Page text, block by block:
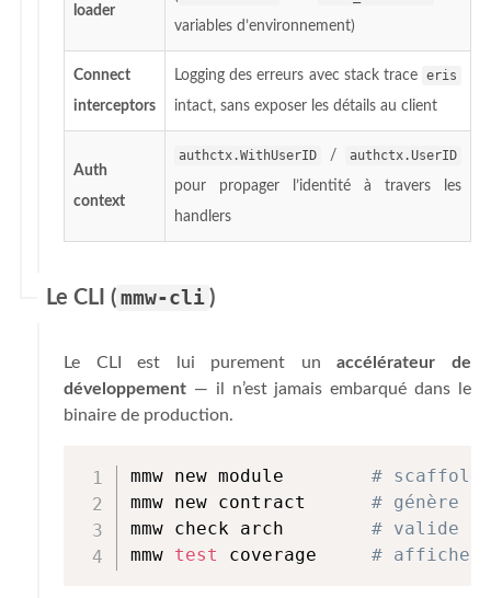
loader
variables d’environnement)
Connect
interceptors
Logging des erreurs avec stack trace eris
intact, sans exposer les détails au client
Auth
context
authctx.WithUserID /
authctx.UserID
pour propager l’identité à travers les
handlers
Le CLI ( mmw-cli )
Le CLI est lui purement unaccélérateur de
développement — il n’est jamais embarqué dans le
binaire de production.
mmw new module # scaffold
mmw new contract # génère
mmw check arch # valide
mmw test coverage # affiche